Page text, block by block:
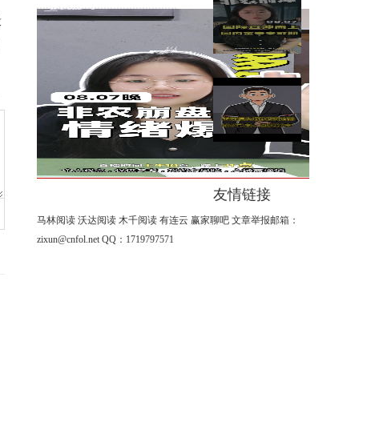
李鸿彬：8.7黄金大非农来了，
你看涨还是看跌？
【南篱】黄金想涨要注意
杨山海：8月非农进入倒计时阶
段！
友情链接
马林阅读 沃达阅读 木千阅读 有连云 赢家聊吧 文章举报邮箱：
zixun@cnfol.net QQ：1719797571